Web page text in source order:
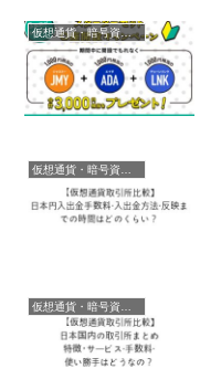
仮想通貨・暗号資産・ビットコイン
仮想通貨・暗号資産・ビットコイン
仮想通貨・暗号資産・ビットコイン